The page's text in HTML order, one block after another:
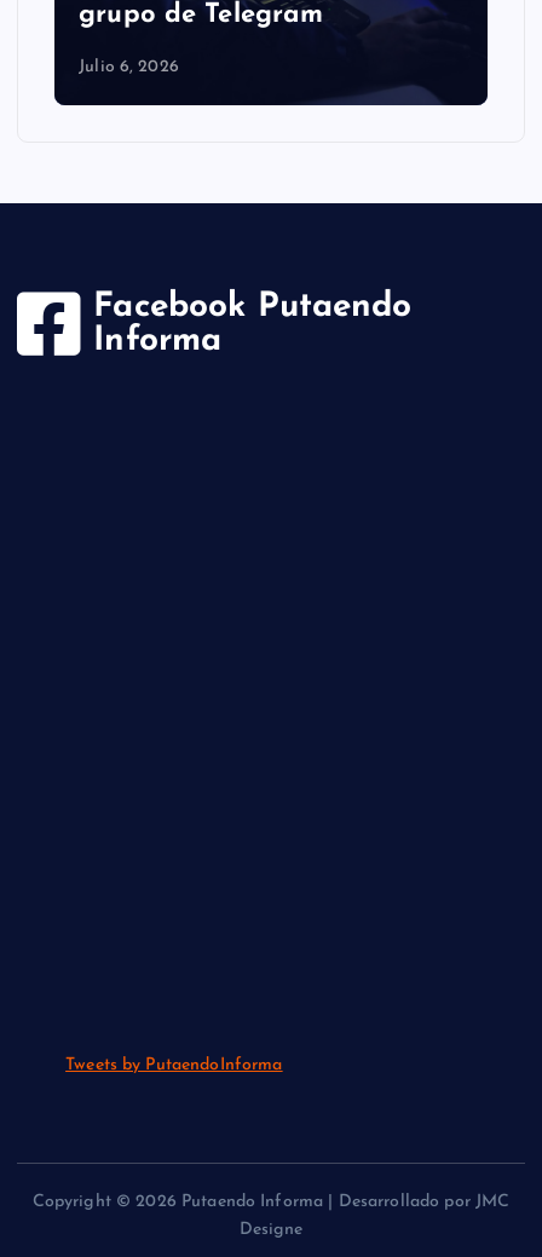
de Telegram
Facebook Putaendo
Informa
Tweets by PutaendoInforma
Copyright © 2026 Putaendo Informa | Desarrollado por JMC
Designe